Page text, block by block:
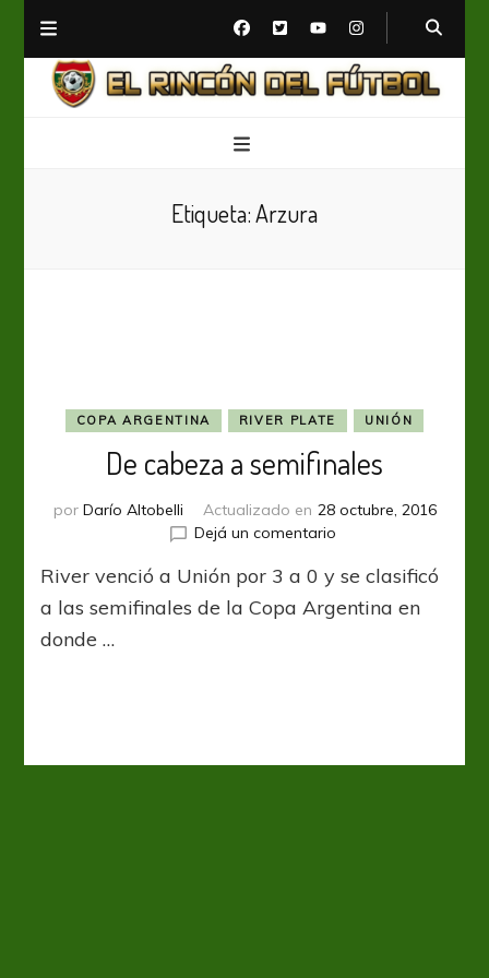
Etiqueta:Arzura
COPA ARGENTINA RIVER PLATE UNIÓN
De cabeza a semifinales
por Darío Altobelli Actualizado en 28 octubre, 2016
Dejá un comentarioen
cabeza
a
River venció a Unión por 3 a 0 y se clasificó
a las semifinales de la Copa Argentina en
donde …